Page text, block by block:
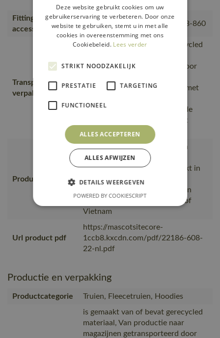
Fitting
accessories
18050-802, 50602-010, 50143-860
Transport en
verpakking
is gemaakt van of bevat gerecycled
magazijnen getransporteerd door
14001;Vervoerd in zendingen met
ruimte;De verpakking waarin de
bestelling van MASCOT wordt
verpakt
Productie
wat het bewijs is van goede en
veilige medewerkerrelaties en
werkomstandigheden, Gemaakt in
productie met een SA8000-
certificaat, Gemaakt in de eigen
fabriek van MASCOT in Laos of
Vietnam
Url product pdf
https://mascotsitecore-
1ccb8.kxcdn.com/pdf/22186-608-
22-nl.pdf
Productie en verpakking
Productcategorie Truien, Fleecetruien, Hoodies
is gemaakt van of bevat gerecycled
materiaal, Van productie naar
magazijnen getransporteerd door
Deze website gebruikt cookies om uw
gebruikerservaring te verbeteren. Door onze
website te gebruiken, stemt u in met alle
cookies in overeenstemming met ons
Cookiebeleid. Lees verder
STRIKT NOODZAKELIJK
PRESTATIE TARGETING
FUNCTIONEEL
ALLES ACCEPTEREN
ALLES AFWIJZEN
DETAILS WEERGEVEN
POWERED BY COOKIESCRIPT